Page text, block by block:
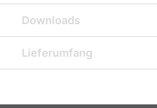
Downloads
Lieferumfang